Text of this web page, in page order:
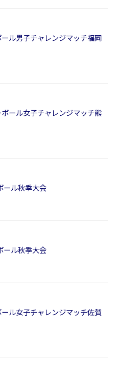
ル男子チャレンジマッチ福岡
ール女子チャレンジマッチ熊
ル秋季大会
ル秋季大会
ル女子チャレンジマッチ佐賀